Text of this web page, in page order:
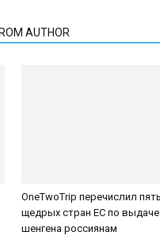
AUTHOR
OneTwoTrip перечислил пять
щедрых стран ЕС по выдаче
шенгена россиянам